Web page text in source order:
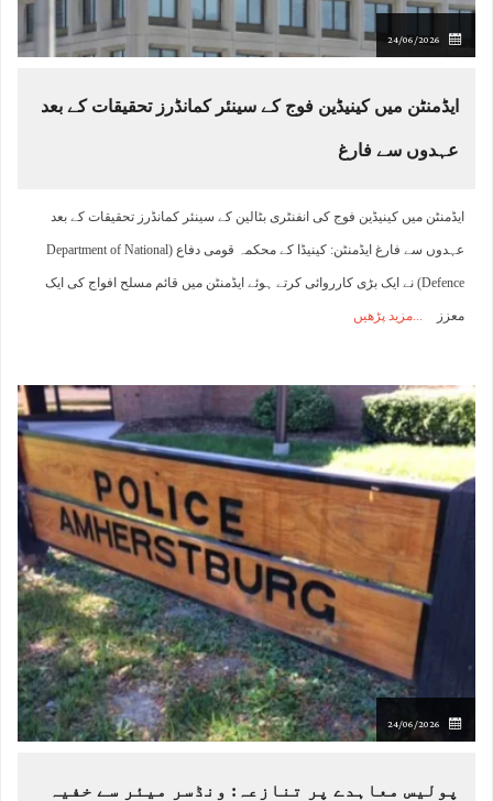
24/06/2026
ایڈمنٹن میں کینیڈین فوج کے سینئر کمانڈرز تحقیقات کے بعد
عہدوں سے فارغ
ایڈمنٹن میں کینیڈین فوج کی انفنٹری بٹالین کے سینئر کمانڈرز تحقیقات کے بعد
عہدوں سے فارغ ایڈمنٹن: کینیڈا کے محکمہ قومی دفاع (Department of National
Defence) نے ایک بڑی کارروائی کرتے ہوئے ایڈمنٹن میں قائم مسلح افواج کی ایک
معزز مزید پڑھیں
24/06/2026
پولیس معاہدے پر تنازعہ: ونڈسر میئر سے خفیہ